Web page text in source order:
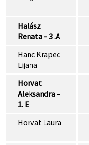
Halász
Renata – 3 .A
Hanc Krapec
Lijana
Horvat
Aleksandra –
1. E
Horvat Laura